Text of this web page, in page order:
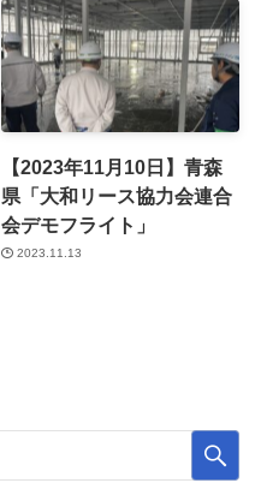
【2023年11月10日】青森
県「大和リース協力会連合
会デモフライト」
2023.11.13